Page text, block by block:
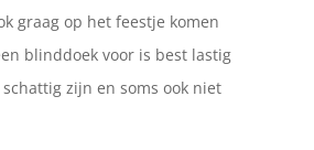
graag op het feestje komen
blinddoek voor is best lastig
zijn en soms ook niet